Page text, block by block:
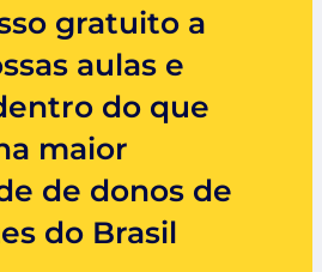
gratuito a
aulas e
do que
maior
de donos de
do Brasil